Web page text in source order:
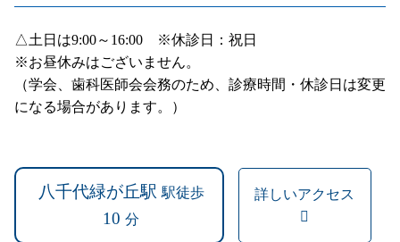
△土日は9:00～16:00 ※休診日：祝日
※お昼休みはございません。
（学会、歯科医師会会務のため、診療時間・休診日は変更
になる場合があります。）
八千代緑が丘駅 駅徒歩
10 分
詳しいアクセス